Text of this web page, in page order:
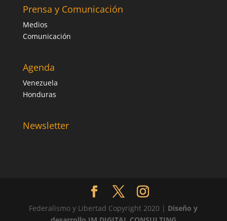
Prensa y Comunicación
Medios
Comunicación
Agenda
Venezuela
Honduras
Newsletter
Federalismo y Libertad Copyright 2020 | Diseño y